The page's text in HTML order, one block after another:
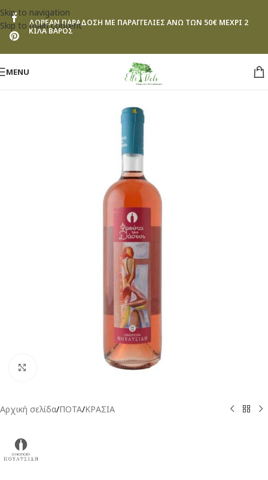
Skip to navigation
Skip to main content
ΔΩΡΕΑΝ ΠΑΡΑΔΟΣΗ ΜΕ ΠΑΡΑΓΓΕΛΙΕΣ ΑΝΩ ΤΩΝ 50€ ΜΕΧΡΙ 2
ΚΙΛΑ ΒΑΡΟΣ
MENU
Αρχική σελίδα/ΠΟΤΑ/ΚΡΑΣΙΑ